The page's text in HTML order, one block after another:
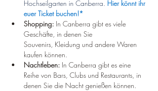
Hochseilgarten in Canberra. Hier könnt ihr
euer Ticket buchen!*
Shopping: In Canberra gibt es viele
Geschäfte, in denen Sie
Souvenirs, Kleidung und andere Waren
kaufen können.
Nachtleben: In Canberra gibt es eine
Reihe von Bars, Clubs und Restaurants, in
denen Sie die Nacht genießen können.